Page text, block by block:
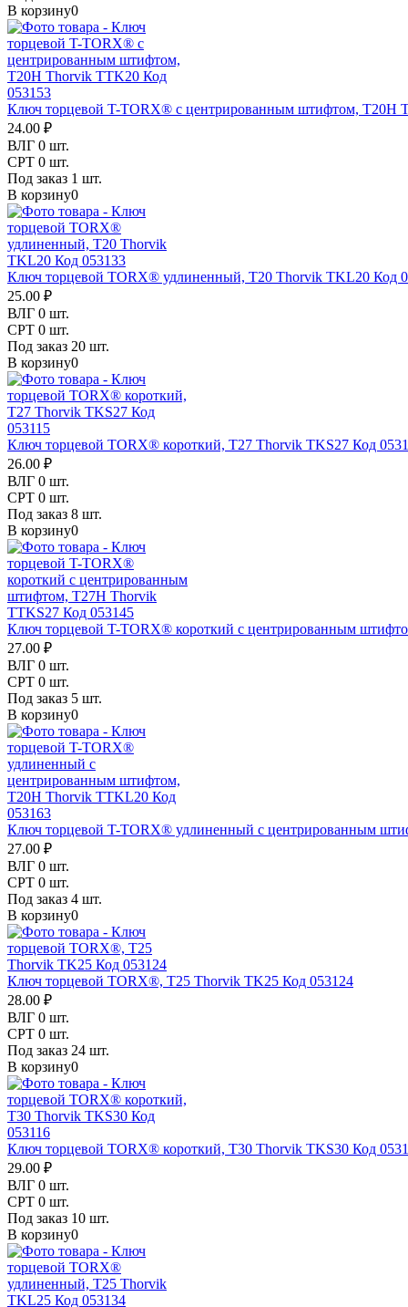
В корзину0
Ключ торцевой T-TORX® с центрированным штифтом, T20H
24.00 ₽
ВЛГ 0 шт.
СРТ 0 шт.
Под заказ 1 шт.
В корзину0
Ключ торцевой TORX® удлиненный, T20 Thorvik TKL20 Код
25.00 ₽
ВЛГ 0 шт.
СРТ 0 шт.
Под заказ 20 шт.
В корзину0
Ключ торцевой TORX® короткий, T27 Thorvik TKS27 Код
26.00 ₽
ВЛГ 0 шт.
СРТ 0 шт.
Под заказ 8 шт.
В корзину0
Ключ торцевой T-TORX® короткий с центрированным
27.00 ₽
ВЛГ 0 шт.
СРТ 0 шт.
Под заказ 5 шт.
В корзину0
Ключ торцевой T-TORX® удлиненный с центрированным
27.00 ₽
ВЛГ 0 шт.
СРТ 0 шт.
Под заказ 4 шт.
В корзину0
Ключ торцевой TORX®, T25 Thorvik TK25 Код 053124
28.00 ₽
ВЛГ 0 шт.
СРТ 0 шт.
Под заказ 24 шт.
В корзину0
Ключ торцевой TORX® короткий, T30 Thorvik TKS30 Код
29.00 ₽
ВЛГ 0 шт.
СРТ 0 шт.
Под заказ 10 шт.
В корзину0